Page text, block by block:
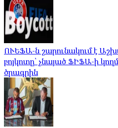
ՈՒԵՖԱ-ն շարունակում է
բոյկոտը՝ չնայած ՖԻՖԱ-ի
ծրագրին